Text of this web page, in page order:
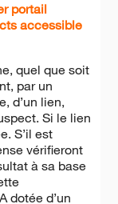
portail
accessible
quel que soit
par un
d’un lien,
Si le lien
S’il est
vérifieront
à sa base
dotée d’un